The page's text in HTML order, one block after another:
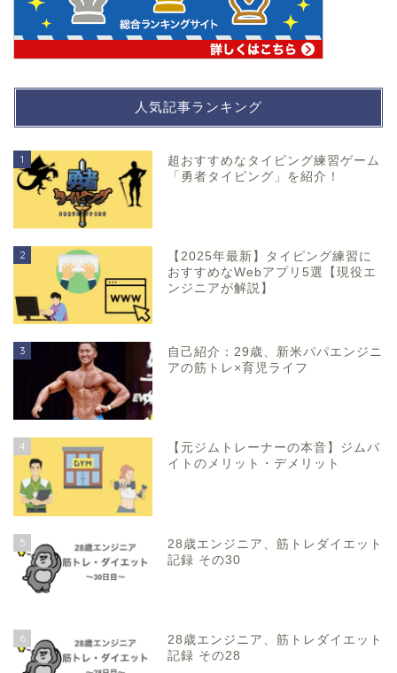
人気記事ランキング
1
超おすすめなタイピング練習ゲーム
「勇者タイピング」を紹介！
2
【2025年最新】タイピング練習に
おすすめなWebアプリ5選【現役エ
ンジニアが解説】
3
自己紹介：29歳、新米パパエンジニ
アの筋トレ×育児ライフ
4
【元ジムトレーナーの本音】ジムバ
イトのメリット・デメリット
5
28歳エンジニア、筋トレダイエット
記録 その30
6
28歳エンジニア、筋トレダイエット
記録 その28